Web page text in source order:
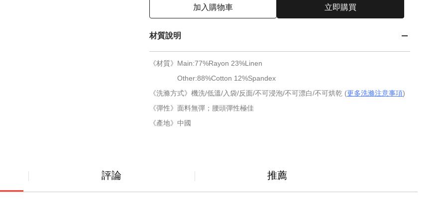
加入購物車 立即購買
材質說明
《材質》Main:77%Rayon 23%Linen
Other:88%Cotton 12%Spandex
《洗滌方式》機洗/低溫/入袋/反面/不可浸泡/不可漂白/不可烘乾 (更多洗滌注意事項)
《彈性》面料無彈；腰頭彈性極佳
《產地》中國
評論 推薦